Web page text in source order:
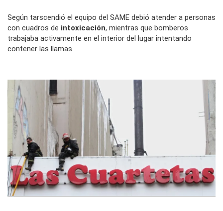
Según tarscendió el equipo del SAME debió atender a personas
con cuadros de intoxicación, mientras que bomberos
trabajaba activamente en el interior del lugar intentando
contener las llamas.